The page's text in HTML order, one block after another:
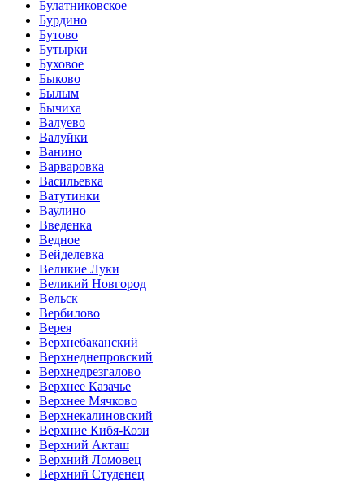
Булатниковское
Бурдино
Бутово
Бутырки
Буховое
Быково
Былым
Бычиха
Валуево
Валуйки
Ванино
Варваровка
Васильевка
Ватутинки
Ваулино
Введенка
Ведное
Вейделевка
Великие Луки
Великий Новгород
Вельск
Вербилово
Верея
Верхнебаканский
Верхнеднепровский
Верхнедрезгалово
Верхнее Казачье
Верхнее Мячково
Верхнекалиновский
Верхние Кибя-Кози
Верхний Акташ
Верхний Ломовец
Верхний Студенец